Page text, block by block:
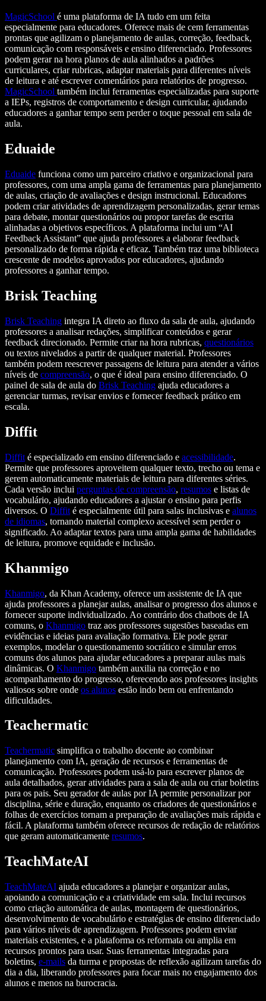
MagicSchool é uma plataforma de IA tudo em um feita
especialmente para educadores. Oferece mais de cem ferramentas
prontas que agilizam o planejamento de aulas, correção, feedback,
comunicação com responsáveis e ensino diferenciado. Professores
podem gerar na hora planos de aula alinhados a padrões
curriculares, criar rubricas, adaptar materiais para diferentes níveis
de leitura e até escrever comentários para relatórios de progresso.
MagicSchool também inclui ferramentas especializadas para suporte
a IEPs, registros de comportamento e design curricular, ajudando
educadores a ganhar tempo sem perder o toque pessoal em sala de
aula.
Eduaide
Eduaide funciona como um parceiro criativo e organizacional para
professores, com uma ampla gama de ferramentas para planejamento
de aulas, criação de avaliações e design instrucional. Educadores
podem criar atividades de aprendizagem personalizadas, gerar temas
para debate, montar questionários ou propor tarefas de escrita
alinhadas a objetivos específicos. A plataforma inclui um “AI
Feedback Assistant” que ajuda professores a elaborar feedback
personalizado de forma rápida e eficaz. Também traz uma biblioteca
crescente de modelos aprovados por educadores, ajudando
professores a ganhar tempo.
Brisk Teaching
Brisk Teaching integra IA direto ao fluxo da sala de aula, ajudando
professores a analisar redações, simplificar conteúdos e gerar
feedback direcionado. Permite criar na hora rubricas, questionários
ou textos nivelados a partir de qualquer material. Professores
também podem reescrever passagens de leitura para atender a vários
níveis de compreensão, o que é ideal para ensino diferenciado. O
painel de sala de aula do Brisk Teaching ajuda educadores a
gerenciar turmas, revisar envios e fornecer feedback prático em
escala.
Diffit
Diffit é especializado em ensino diferenciado e acessibilidade.
Permite que professores aproveitem qualquer texto, trecho ou tema e
gerem automaticamente materiais de leitura para diferentes séries.
Cada versão inclui perguntas de compreensão, resumos e listas de
vocabulário, ajudando educadores a ajustar o ensino para perfis
diversos. O Diffit é especialmente útil para salas inclusivas e alunos
de idiomas, tornando material complexo acessível sem perder o
significado. Ao adaptar textos para uma ampla gama de habilidades
de leitura, promove equidade e inclusão.
Khanmigo
Khanmigo, da Khan Academy, oferece um assistente de IA que
ajuda professores a planejar aulas, analisar o progresso dos alunos e
fornecer suporte individualizado. Ao contrário dos chatbots de IA
comuns, o Khanmigo traz aos professores sugestões baseadas em
evidências e ideias para avaliação formativa. Ele pode gerar
exemplos, modelar o questionamento socrático e simular erros
comuns dos alunos para ajudar educadores a preparar aulas mais
dinâmicas. O Khanmigo também auxilia na correção e no
acompanhamento do progresso, oferecendo aos professores insights
valiosos sobre onde os alunos estão indo bem ou enfrentando
dificuldades.
Teachermatic
Teachermatic simplifica o trabalho docente ao combinar
planejamento com IA, geração de recursos e ferramentas de
comunicação. Professores podem usá‑lo para escrever planos de
aula detalhados, gerar atividades para a sala de aula ou criar boletins
para os pais. Seu gerador de aulas por IA permite personalizar por
disciplina, série e duração, enquanto os criadores de questionários e
folhas de exercícios tornam a preparação de avaliações mais rápida e
fácil. A plataforma também oferece recursos de redação de relatórios
que geram automaticamente resumos.
TeachMateAI
TeachMateAI ajuda educadores a planejar e organizar aulas,
apoiando a comunicação e a criatividade em sala. Inclui recursos
como criação automática de aulas, montagem de questionários,
desenvolvimento de vocabulário e estratégias de ensino diferenciado
para vários níveis de aprendizagem. Professores podem enviar
materiais existentes, e a plataforma os reformata ou amplia em
recursos prontos para usar. Suas ferramentas integradas para
boletins, e-mails da turma e propostas de reflexão agilizam tarefas do
dia a dia, liberando professores para focar mais no engajamento dos
alunos e menos na burocracia.